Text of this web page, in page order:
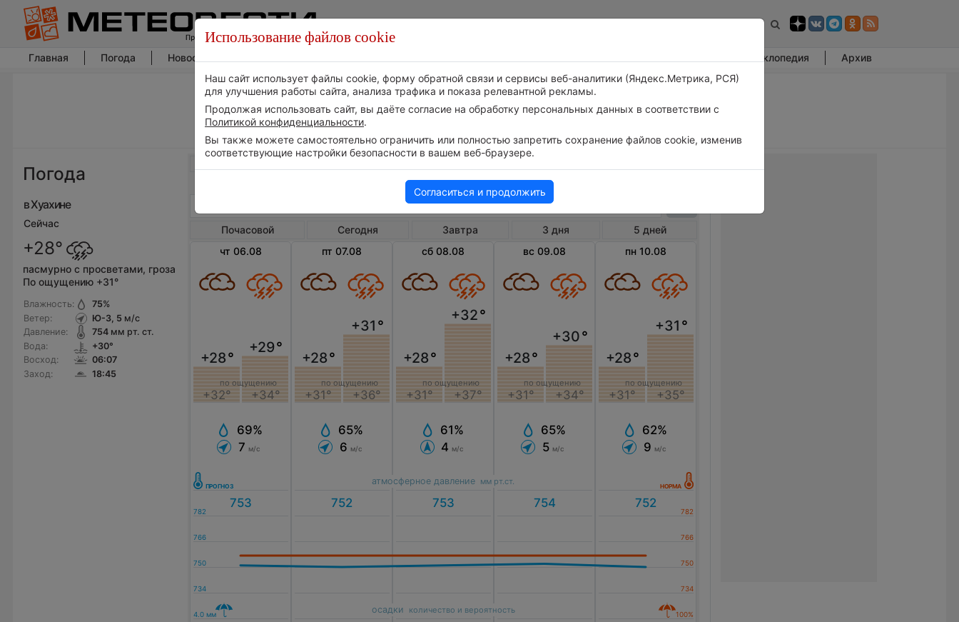
Главная Погода Новости погоды Энциклопедия Архив
Погода
в Хуахине
Сейчас
+28°
пасмурно с просветами, гроза
По ощущению +31°
Влажность:
Ветер:
Давление:
Вода:
Восход:
Заход:
75%
Ю-З, 5 м/с
754мм рт. ст.
+30°
06:07
18:45
Погода в Хуахине
Почасовой Сегодня Завтра 3 дня
5 дней
чт 06.08
+28°
+32°
+29°
+34°
по ощущению
69%
7 м/с
пт 07.08
+28°
+31°
+31 °
+36°
по ощущению
65%
6 м/с
сб 08.08
+28°
+31°
+32°
+37°
по ощущению
61%
4 м/с
вс 09.08
+28°
+31°
+30°
+34°
по ощущению
65%
5 м/с
пн 10.08
+28°
+31°
+31 °
+35°
по ощущению
62%
9 м/с
атмосферное давление мм рт.ст.
осадки количество и вероятность
Использование файлов cookie
Наш сайт использует файлы cookie, форму обратной связи и сервисы веб-аналитики (Яндекс.Метрика, РСЯ)
для улучшения работы сайта, анализа трафика и показа релевантной рекламы.
Продолжая использовать сайт, вы даёте согласие на обработку персональных данных в соответствии с
Политикой конфиденциальности.
Вы также можете самостоятельно ограничить или полностью запретить сохранение файлов cookie, изменив
соответствующие настройки безопасности в вашем веб-браузере.
Согласиться и продолжить